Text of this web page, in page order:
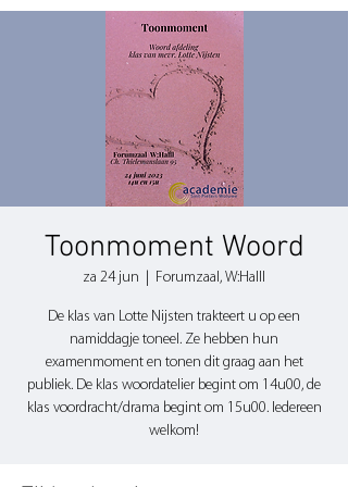
Toonmoment Woord
za 24 jun Forumzaal, W:Halll
De klas van Lotte Nijsten trakteert u op een
namiddagje toneel. Ze hebben hun
examenmoment en tonen dit graag aan het
publiek. De klas woordatelier begint om 14u00, de
klas voordracht/drama begint om 15u00. Iedereen
welkom!